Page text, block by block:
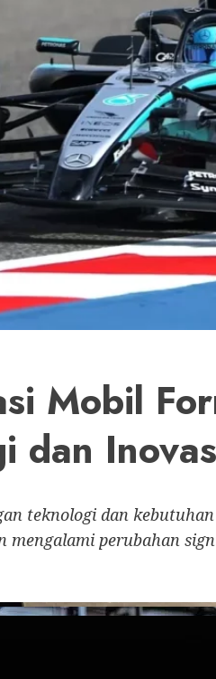
Mobil
dan
teknologi dan
mengalami perubahan